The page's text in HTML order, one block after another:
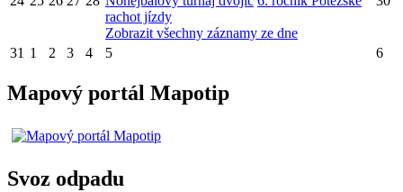
rachot jízdy
Zobrazit všechny záznamy ze dne
31 1 2 3 4 5 6
Mapový portál Mapotip
Svoz odpadu